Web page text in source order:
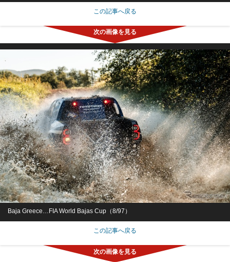
この記事へ戻る
Baja Greece…FIA World Bajas Cup（8/97）
この記事へ戻る